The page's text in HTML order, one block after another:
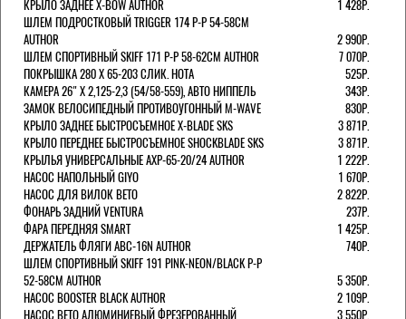
КРЫЛО ЗАДНЕЕ X-BOW AUTHOR
1 428Р.
ШЛЕМ ПОДРОСТКОВЫЙ TRIGGER 174 Р-Р 54-58СМ
AUTHOR
2 990Р.
ШЛЕМ СПОРТИВНЫЙ SKIFF 171 Р-Р 58-62СМ AUTHOR
7 070Р.
ПОКРЫШКА 280 X 65-203 СЛИК. HOTA
525Р.
КАМЕРА 26" X 2,125-2,3 (54/58-559), АВТО НИППЕЛЬ
343Р.
ЗАМОК ВЕЛОСИПЕДНЫЙ ПРОТИВОУГОННЫЙ M-WAVE
830Р.
КРЫЛО ЗАДНЕЕ БЫСТРОСЪЕМНОЕ X-BLADE SKS
3 871Р.
КРЫЛО ПЕРЕДНЕЕ БЫСТРОСЪЕМНОЕ SHOCKBLADE SKS
3 871Р.
КРЫЛЬЯ УНИВЕРСАЛЬНЫЕ AXP-65-20/24 AUTHOR
1 222Р.
НАСОС НАПОЛЬНЫЙ GIYO
1 670Р.
НАСОС ДЛЯ ВИЛОК ВЕТО
2 822Р.
ФОНАРЬ ЗАДНИЙ VENTURA
237Р.
ФАРА ПЕРЕДНЯЯ SMART
1 425Р.
ДЕРЖАТЕЛЬ ФЛЯГИ ABC-16N AUTHOR
740Р.
ШЛЕМ СПОРТИВНЫЙ SKIFF 191 PINK-NEON/BLACK Р-Р
52-58СМ AUTHOR
5 350Р.
НАСОС BOOSTER BLACK AUTHOR
2 109Р.
НАСОС BETO АЛЮМИНИЕВЫЙ ФРЕЗЕРОВАННЫЙ
3 550Р.